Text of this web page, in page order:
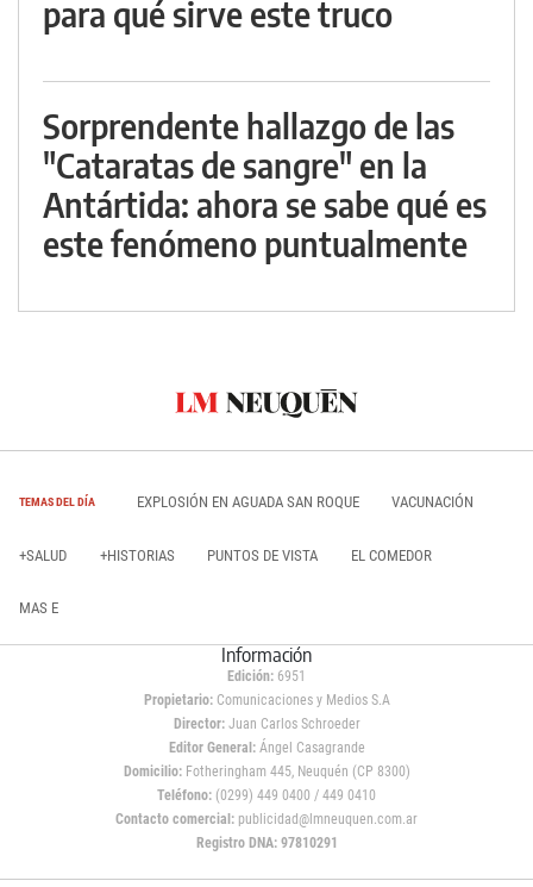
para qué sirve este truco
Sorprendente hallazgo de las
"Cataratas de sangre" en la
Antártida: ahora se sabe qué es
este fenómeno puntualmente
TEMAS DEL DÍA EXPLOSIÓN EN AGUADA SAN ROQUE VACUNACIÓN
+SALUD +HISTORIAS PUNTOS DE VISTA EL COMEDOR
MAS E
Información
Edición: 6951
Propietario:Comunicaciones y Medios S.A
Director: Juan Carlos Schroeder
Editor General:Ángel Casagrande
Domicilio:Fotheringham 445, Neuquén (CP 8300)
Teléfono: (0299) 449 0400 / 449 0410
Contacto comercial: publicidad@lmneuquen.com.ar
Registro DNA: 97810291